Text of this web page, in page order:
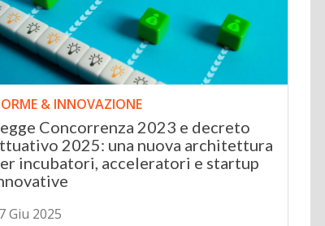
& INNOVAZIONE
Concorrenza 2023 e decreto
2025: una nuova architettura
incubatori, acceleratori e startup
Giu 2025